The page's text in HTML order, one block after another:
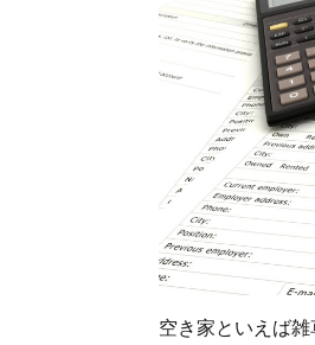
空き家といえば